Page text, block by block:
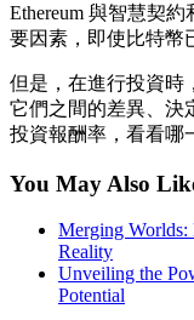
Ethereum 與智慧契
要因素，即使比特幣
但是，在進行投資時
它們之間的差異、決
投資報酬率，看看哪
You May Also
Merging Worlds:
Reality
Unveiling the
Potential